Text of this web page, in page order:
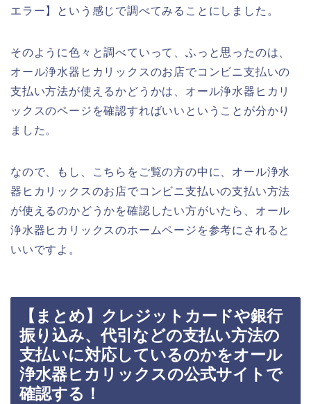
エラー】という感じで調べてみることにしました。
そのように色々と調べていって、ふっと思ったのは、
オール浄水器ヒカリックスのお店でコンビニ支払いの
支払い方法が使えるかどうかは、オール浄水器ヒカリ
ックスのページを確認すればいいということが分かり
ました。
なので、もし、こちらをご覧の方の中に、オール浄水
器ヒカリックスのお店でコンビニ支払いの支払い方法
が使えるのかどうかを確認したい方がいたら、オール
浄水器ヒカリックスのホームページを参考にされると
いいですよ。
【まとめ】クレジットカードや銀行
振り込み、代引などの支払い方法の
支払いに対応しているのかをオール
浄水器ヒカリックスの公式サイトで
確認する！